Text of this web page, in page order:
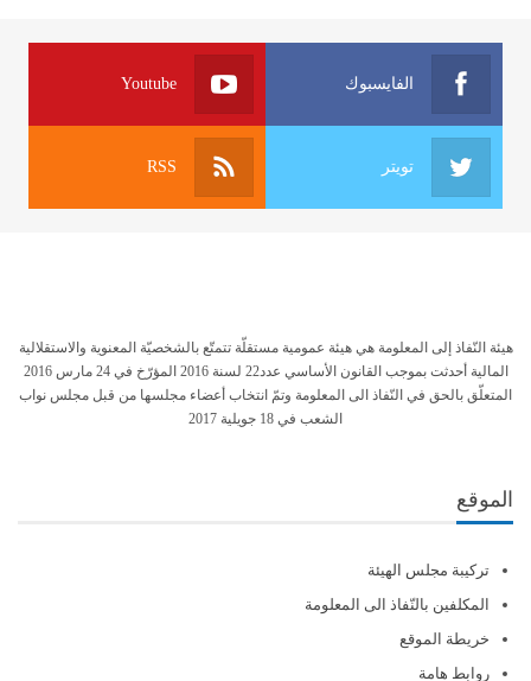
الفايسبوك Youtube
تويتر RSS
هيئة النّفاذ إلى المعلومة هي هيئة عمومية مستقلّة تتمتّع بالشخصيّة المعنوية والاستقلالية
المالية أحدثت بموجب القانون الأساسي عدد22 لسنة 2016 المؤرّخ في 24 مارس 2016
المتعلّق بالحق في النّفاذ الى المعلومة وتمّ انتخاب أعضاء مجلسها من قبل مجلس نواب
الشعب في 18 جويلية 2017
الموقع
تركيبة مجلس الهيئة
المكلفين بالنّفاذ الى المعلومة
خريطة الموقع
روابط هامة